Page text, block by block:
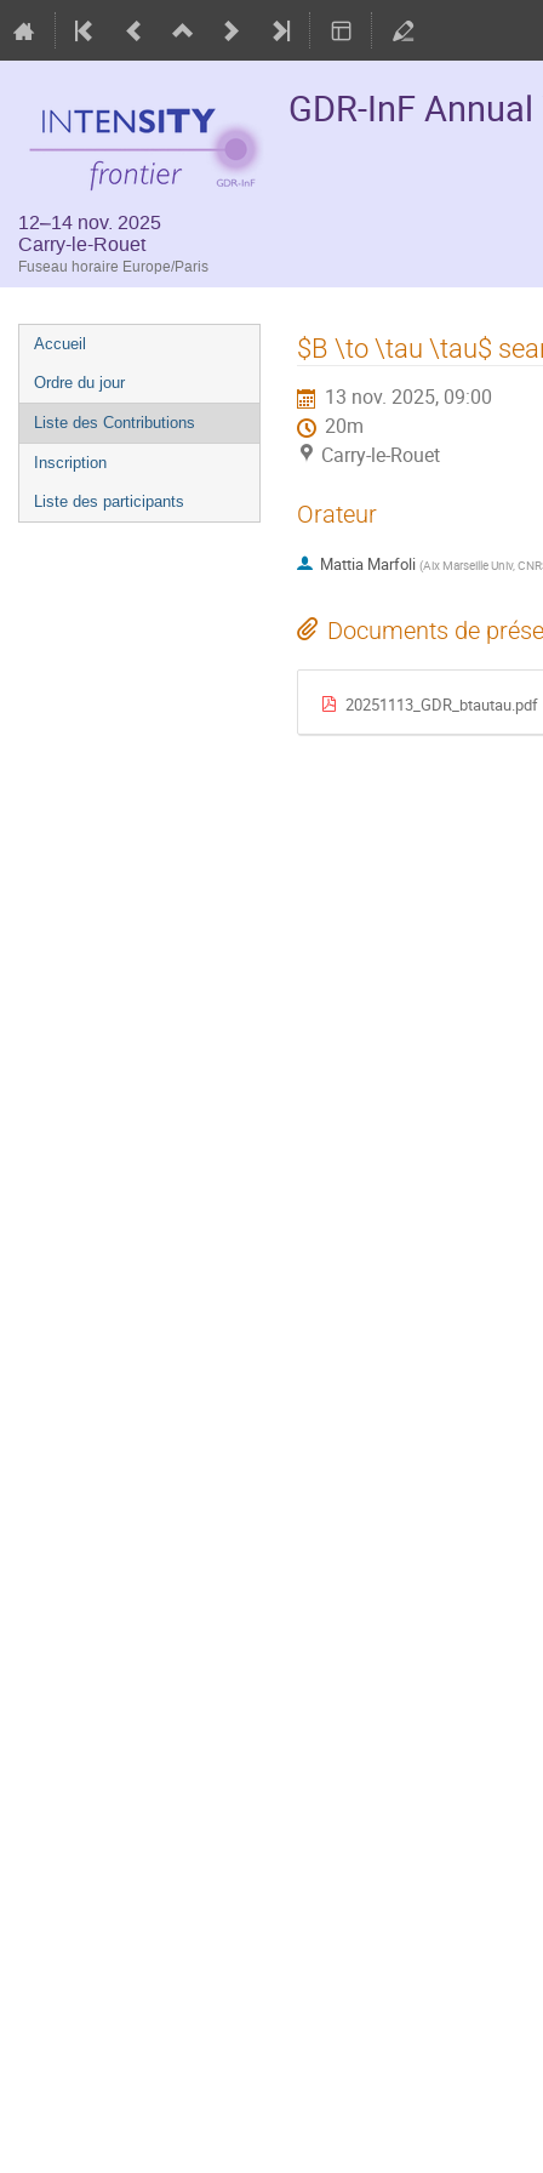
GDR-InF
12–14 nov. 2025
Carry-le-Rouet
Fuseau horaire Europe/Paris
Menu
de
l'événement
Accueil
Ordre du jour
Liste des Contributions
Inscription
Liste des participants
$B \to \tau \tau$
13 nov. 2025, 09:00
20m
Carry-le-Rouet
Orateur
Mattia Marfoli (Aix Marseille Univ,
Documents de
20251113_GDR_btautau.pdf